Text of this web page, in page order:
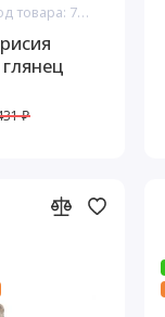
Код товара: 7670
₽